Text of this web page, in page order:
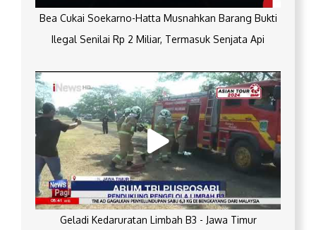
Bea Cukai Soekarno-Hatta Musnahkan Barang Bukti
Ilegal Senilai Rp 2 Miliar, Termasuk Senjata Api
Geladi Kedaruratan Limbah B3 - Jawa Timur